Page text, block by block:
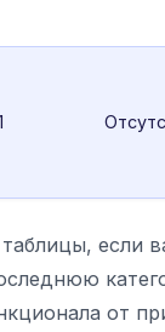
если
от